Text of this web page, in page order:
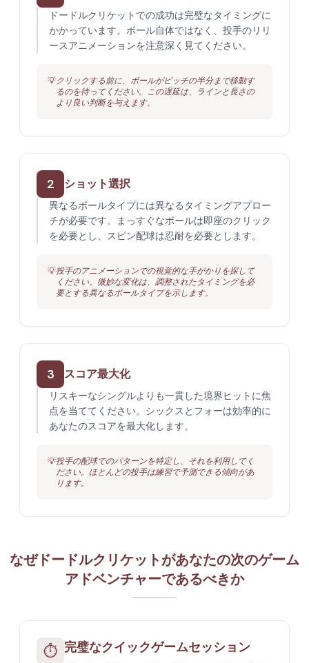
ドードルクリケットでの成功は完璧なタイミングに
かかっています。ボール自体ではなく、投手のリリ
ースアニメーションを注意深く見てください。
💡クリックする前に、ボールがピッチの半分まで移動す
るのを待ってください。この遅延は、ラインと長さの
より良い判断を与えます。
2 ショット選択
異なるボールタイプには異なるタイミングアプロー
チが必要です。まっすぐなボールは即座のクリック
を必要とし、スピン配球は忍耐を必要とします。
💡投手のアニメーションでの視覚的な手がかりを探して
ください。微妙な変化は、調整されたタイミングを必
要とする異なるボールタイプを示します。
3 スコア最大化
リスキーなシングルよりも一貫した境界ヒットに焦
点を当ててください。シックスとフォーは効率的に
あなたのスコアを最大化します。
💡投手の配球でのパターンを特定し、それを利用してく
ださい。ほとんどの投手は練習で予測できる傾向があ
ります。
なぜドードルクリケットがあなたの次のゲーム
アドベンチャーであるべきか
⏱️ 完璧なクイックゲームセッション